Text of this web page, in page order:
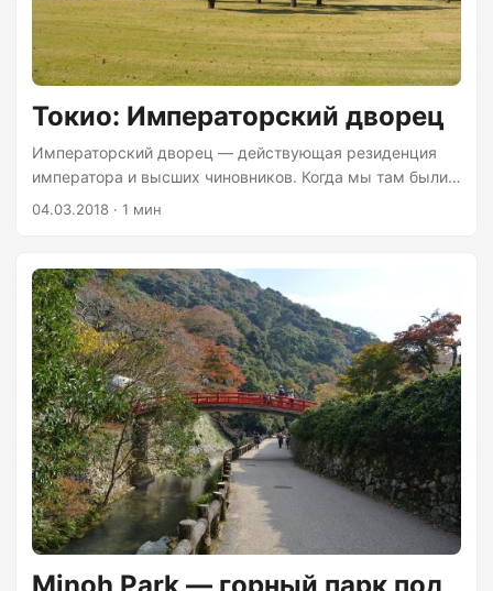
Токио: Императорский дворец
Императорский дворец — действующая резиденция
императора и высших чиновников. Когда мы там были
большая часть комплекса была перекрыта из-за каких-
окружен рвами, которые теперь выполняют
декоративную функцию. Уже не первый раз в
культурных местах окна в таких домах наглухо
закрыты — в Осаке было то же самое. Это вопрос
безопасности? Верований? Еда на “придворцовой”
территории. В самом комплексе я еды не заметил....
04.03.2018 · 1 мин
Minoh Park — горный парк под